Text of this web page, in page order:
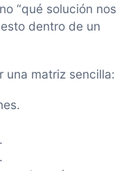
“qué solución nos
dentro de un
una matriz sencilla: